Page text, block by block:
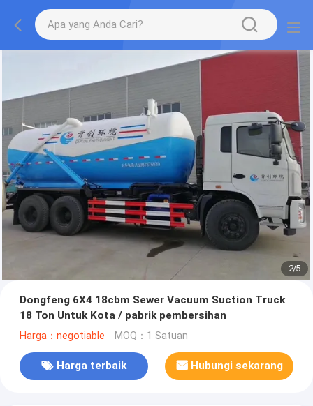
2/5
Dongfeng 6X4 18cbm Sewer Vacuum Suction Truck
18 Ton Untuk Kota / pabrik pembersihan
Harga：negotiable MOQ：1 Satuan
Harga terbaik Hubungi sekarang